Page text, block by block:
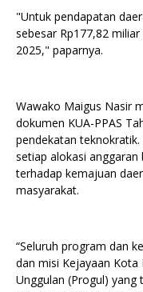
"Untuk pendapatan
sebesar Rp177,82
2025," paparnya.
Wawako Maigus Nasir
dokumen KUA-PPAS
pendekatan
setiap alokasi
terhadap kemajuan
masyarakat.
“Seluruh program dan
dan misi Kejayaan
Unggulan (Progul) yang